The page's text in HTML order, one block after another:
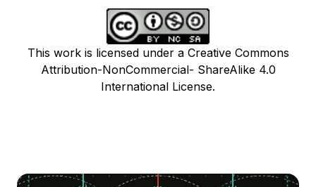
This work is licensed under a Creative Commons
Attribution-NonCommercial- ShareAlike 4.0
International License.